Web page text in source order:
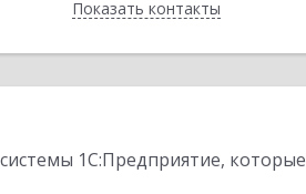
Показать контакты
Назад
1С:Предприятие, которые